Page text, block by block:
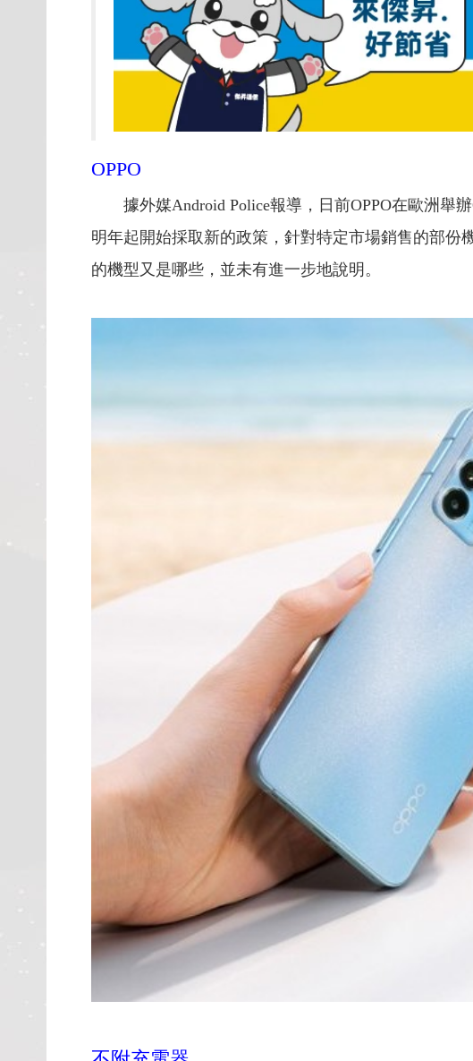
OPPO
據外媒Android Police報導，日前OPPO在歐洲舉
明年起開始採取新的政策，針對特定市場銷售的部
的機型又是哪些，並未有進一步地說明。